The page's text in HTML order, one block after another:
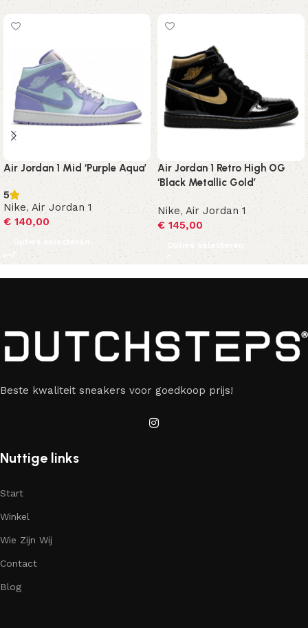
Air Jordan 1 Mid ‘Purple Aqua’
5
Nike, Air Jordan 1
€ 140,00
Opties selecteren
Air Jordan 1 Retro High OG
‘Black Metallic Gold’
Nike, Air Jordan 1
€145,00
Opties selecteren
Beste kwaliteit sneakers voor goedkoop prijs!
Nuttige links
Start
Winkel
Wie Zijn Wij
Contact
Blog